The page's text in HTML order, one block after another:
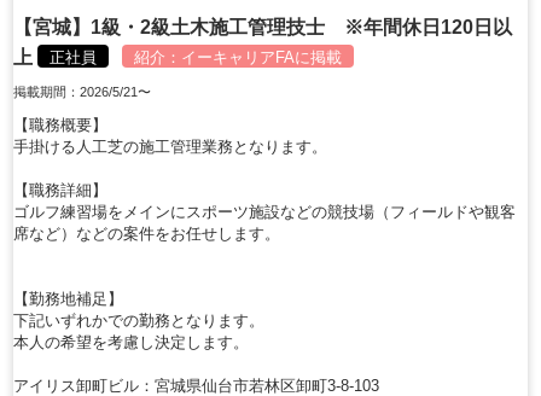
【宮城】1級・2級土木施工管理技士 ※年間休日120日以
上
正社員 紹介： イーキャリアFAに掲載
掲載期間：2026/5/21〜
【職務概要】
手掛ける人工芝の施工管理業務となります。
【職務詳細】
ゴルフ練習場をメインにスポーツ施設などの競技場（フィールドや観客
席など）などの案件をお任せします。
【勤務地補足】
下記いずれかでの勤務となります。
本人の希望を考慮し決定します。
アイリス卸町ビル：宮城県仙台市若林区卸町3-8-103